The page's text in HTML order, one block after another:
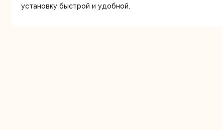
установку быстрой и удобной.